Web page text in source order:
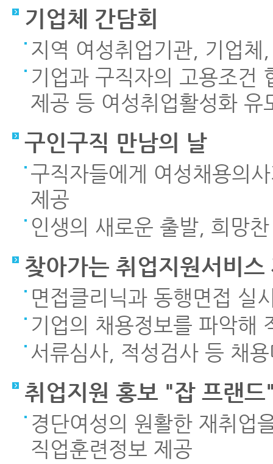
기업체 간담회
지역 여성취업기관, 기업
기업과 구직자의 고용조건
제공 등 여성취업활성화 유
구인구직 만남의 날
구직자들에게 여성채용의
제공
인생의 새로운 출발, 희망
찾아가는 취업지원서비스
면접클리닉과 동행면접 실
기업의 채용정보를 파악해
서류심사, 적성검사 등 채
취업지원 홍보 "잡 프랜드
경단여성의 원활한 재취업
직업훈련정보 제공